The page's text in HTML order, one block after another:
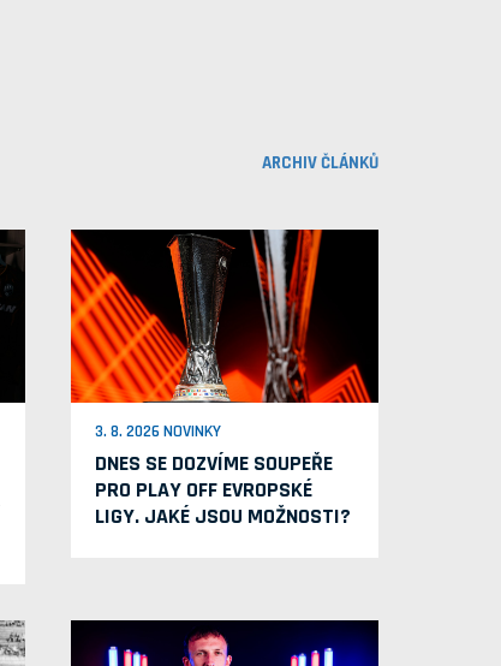
ARCHIV ČLÁNKŮ
3. 8. 2026 NOVINKY
DNES SE DOZVÍME SOUPEŘE
PRO PLAY OFF EVROPSKÉ
LIGY. JAKÉ JSOU MOŽNOSTI?